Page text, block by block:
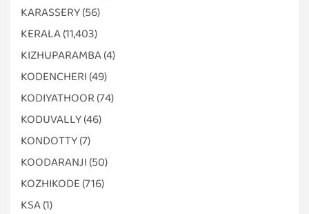
KARASSERY(56)
KERALA(11,403)
KIZHUPARAMBA(4)
KODENCHERI (49)
KODIYATHOOR (74)
KODUVALLY(46)
KONDOTTY(7)
KOODARANJI (50)
KOZHIKODE (716)
KSA(1)